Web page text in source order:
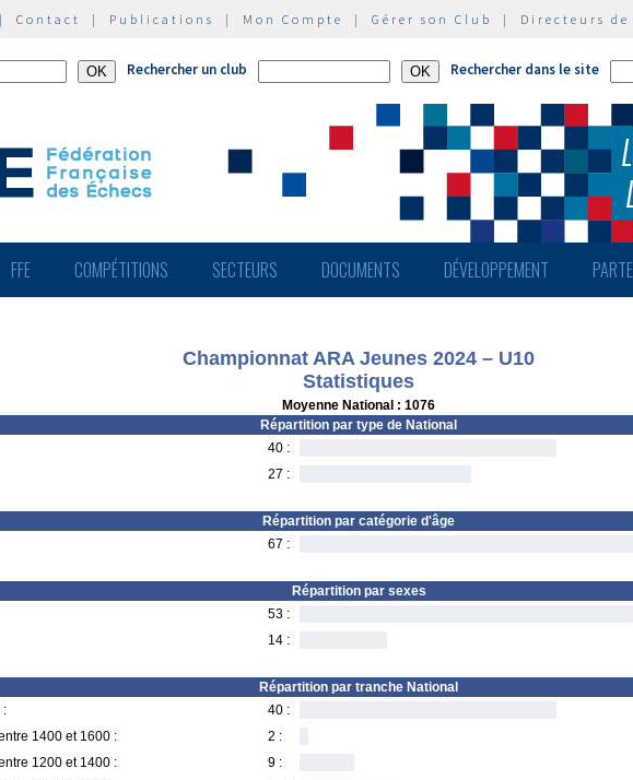
Contact | Publications | Mon Compte | Gérer son Club | Directeurs de
Rechercher un club Rechercher dans le site
FFE COMPÉTITIONS SECTEURS DOCUMENTS DÉVELOPPEMENT
Championnat ARA Jeunes 2024 – U10
Statistiques
Moyenne National : 1076
Répartition par type de National
40 :
27 :
Répartition par catégorie d'âge
67 :
Répartition par sexes
53 :
14 :
Répartition par tranche National
:
40 :
1400 et 1600 :
2 :
1200 et 1400 :
9 :